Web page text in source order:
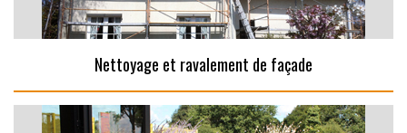
Nettoyage et ravalement de façade